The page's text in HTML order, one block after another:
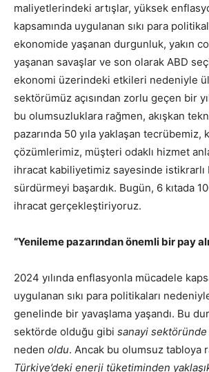
maliyetlerindeki artışlar, yüksek
kapsamında uygulanan sıkı para
ekonomide yaşanan durgunluk, yakın
yaşanan savaşlar ve son olarak ABD
ekonomi üzerindeki etkileri nedeniyle
sektörümüz açısından zorlu geçen bir
bu olumsuzluklara rağmen, akışkan
pazarında 50 yıla yaklaşan tecrübemiz,
çözümlerimiz, müşteri odaklı hizmet
ihracat kabiliyetimiz sayesinde istikrarlı
sürdürmeyi başardık. Bugün, 6 kıtada
ihracat gerçekleştiriyoruz.
“Yenileme pazarından önemli bir pay
2024 yılında enflasyonla mücadele
uygulanan sıkı para politikaları
genelinde bir yavaşlama yaşandı. Bu
sektörde olduğu gibi sanayi sektöründe
neden oldu. Ancak bu olumsuz tabloya
Türkiye’deki enerji tüketiminden